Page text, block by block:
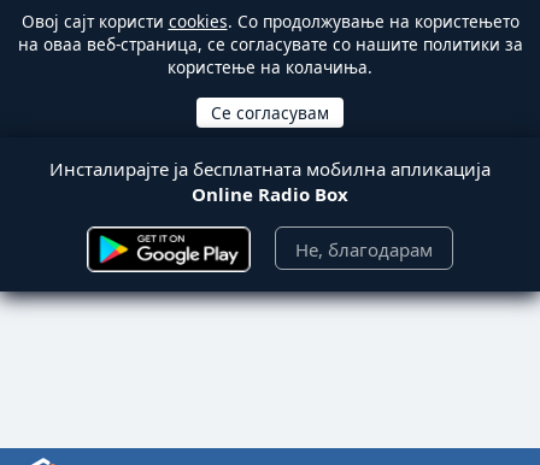
Овој сајт користи cookies. Со продолжување на користењето
на оваа веб-страница, се согласувате со нашите политики за
користење на колачиња.
Инсталирајте ја бесплатната мобилна апликација
Online Radio Box
Не, благодарам